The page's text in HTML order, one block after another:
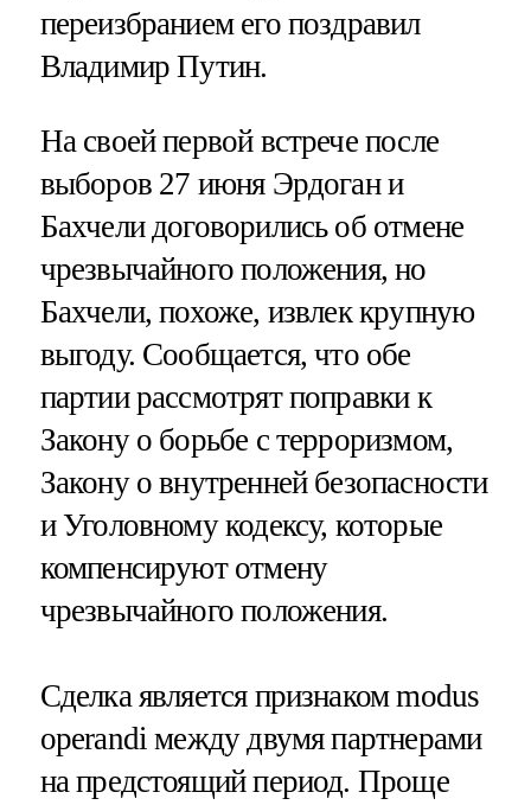
переизбранием его поздравил
Владимир Путин.
На своей первой встрече после
выборов 27 июня Эрдоган и
Бахчели договорились об отмене
чрезвычайного положения, но
Бахчели, похоже, извлек крупную
выгоду. Сообщается, что обе
партии рассмотрят поправки к
Закону о борьбе с терроризмом,
Закону о внутренней безопасности
и Уголовному кодексу, которые
компенсируют отмену
чрезвычайного положения.
Сделка является признаком modus
operandi между двумя партнерами
на предстоящий период. Проще